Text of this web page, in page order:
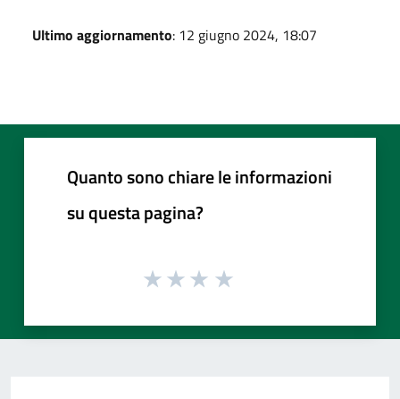
Ultimo aggiornamento: 12 giugno 2024, 18:07
Quanto sono chiare le informazioni
su questa pagina?